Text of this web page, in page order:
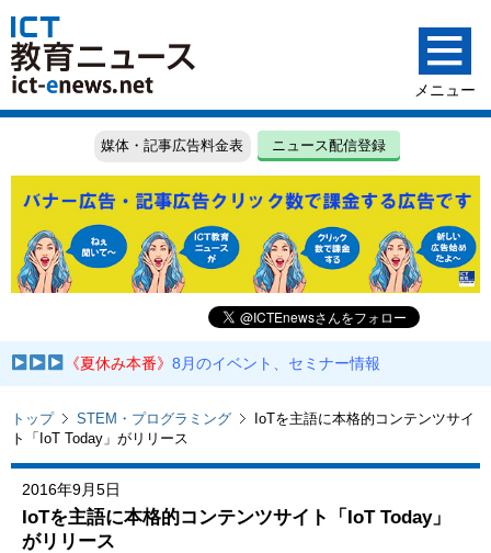
媒体・記事広告料金表 ニュース配信登録
《夏休み本番》8月のイベント、セミナー情報
トップ STEM・プログラミング
IoTを主語に本格的コンテンツサイ
ト「IoT Today」がリリース
2016年9月5日
IoTを主語に本格的コンテンツサイト「IoT Today」
がリリース